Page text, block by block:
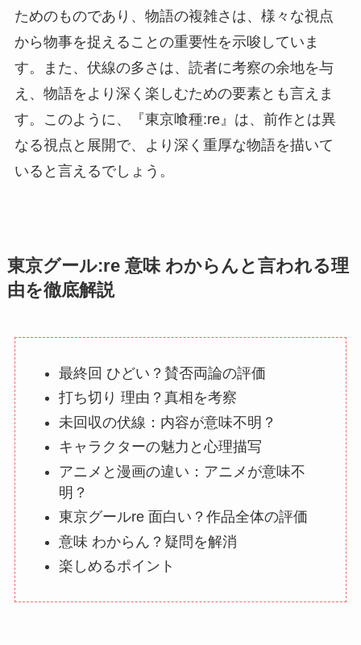
ためのものであり、物語の複雑さは、様々な視点
から物事を捉えることの重要性を示唆していま
す。また、伏線の多さは、読者に考察の余地を与
え、物語をより深く楽しむための要素とも言えま
す。このように、『東京喰種:re』は、前作とは異
なる視点と展開で、より深く重厚な物語を描いて
いると言えるでしょう。
東京グール:re 意味 わからんと言われる理
由を徹底解説
最終回 ひどい？賛否両論の評価
打ち切り 理由？真相を考察
未回収の伏線：内容が意味不明？
キャラクターの魅力と心理描写
アニメと漫画の違い：アニメが意味不
明？
東京グールre 面白い？作品全体の評価
意味 わからん？疑問を解消
楽しめるポイント